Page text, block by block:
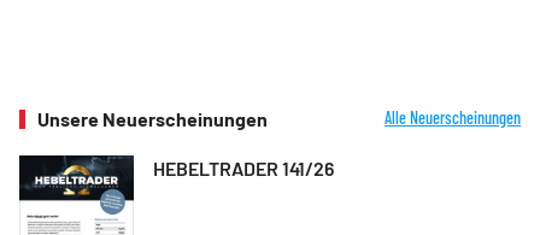
Unsere Neuerscheinungen Alle Neuerscheinungen
HEBELTRADER 141/26